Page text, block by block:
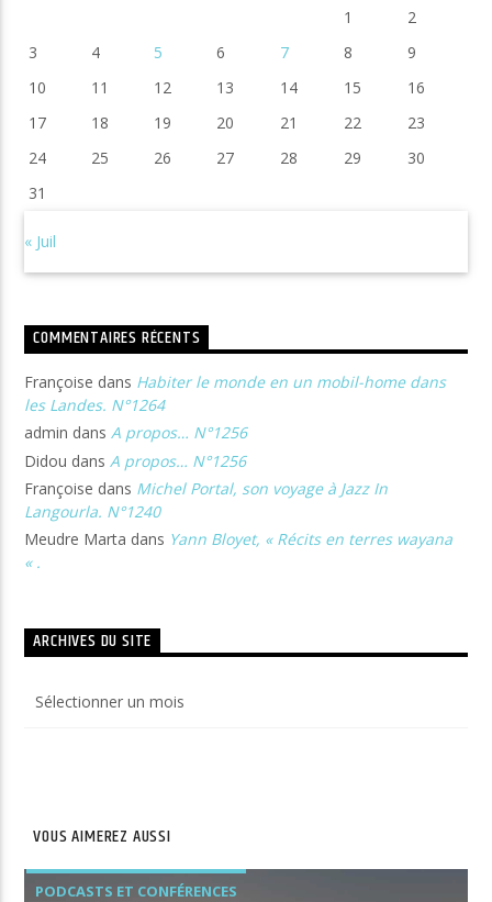
1
2
3
4 5 6 7 8
9
10
11 12 13 14 15
16
17
18 19 20 21 22
23
24
25 26 27 28 29
30
31
« Juil
COMMENTAIRES RÉCENTS
Françoise dans Habiter le monde en un mobil-home dans
les Landes. N°1264
admin dansA propos… N°1256
Didou dans A propos… N°1256
Françoise dans Michel Portal, son voyage à Jazz In
Langourla. N°1240
Meudre Marta dans Yann Bloyet, « Récits en terres wayana
« .
ARCHIVES DU SITE
du
VOUS AIMEREZ AUSSI
PODCASTS ET CONFÉRENCES